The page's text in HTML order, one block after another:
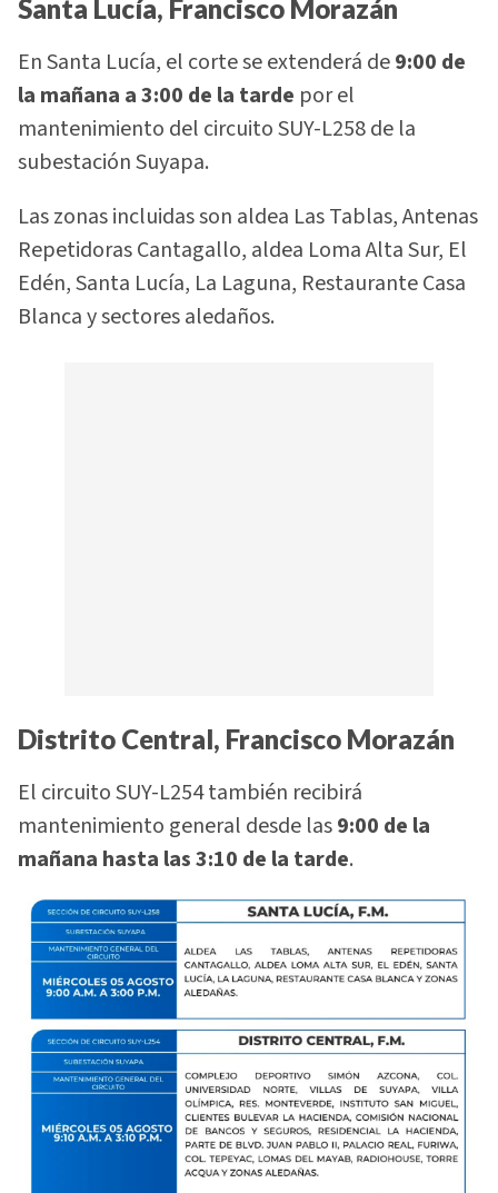
Santa Lucía, Francisco Morazán
En Santa Lucía, el corte se extenderá de9:00 de
la mañana a 3:00 de la tarde por el
mantenimiento del circuito SUY-L258 de la
subestación Suyapa.
Las zonas incluidas son aldea Las Tablas, Antenas
Repetidoras Cantagallo, aldea Loma Alta Sur, El
Edén, Santa Lucía, La Laguna, Restaurante Casa
Blanca y sectores aledaños.
Distrito Central, Francisco Morazán
El circuito SUY-L254 también recibirá
mantenimiento general desde las9:00 de la
mañana hasta las 3:10 de la tarde.